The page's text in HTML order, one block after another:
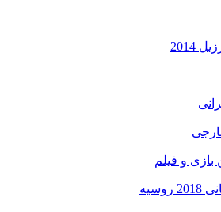
2014
و فیلم